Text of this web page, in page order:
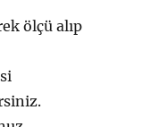
ölçü alıp